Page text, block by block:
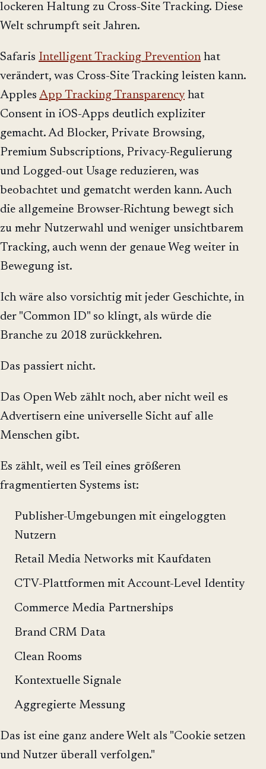
lockeren Haltung zu Cross-Site Tracking. Diese
Welt schrumpft seit Jahren.
Safaris Intelligent Tracking Preventionhat
verändert, was Cross-Site Tracking leisten kann.
Apples App Tracking Transparency hat
Consent in iOS-Apps deutlich expliziter
gemacht. Ad Blocker, Private Browsing,
Premium Subscriptions, Privacy-Regulierung
und Logged-out Usage reduzieren, was
beobachtet und gematcht werden kann. Auch
die allgemeine Browser-Richtung bewegt sich
zu mehr Nutzerwahl und weniger unsichtbarem
Tracking, auch wenn der genaue Weg weiter in
Bewegung ist.
Ich wäre also vorsichtig mit jeder Geschichte, in
der "Common ID" so klingt, als würde die
Branche zu 2018 zurückkehren.
Das passiert nicht.
Das Open Web zählt noch, aber nicht weil es
Advertisern eine universelle Sicht auf alle
Menschen gibt.
Es zählt, weil es Teil eines größeren
fragmentierten Systems ist:
Publisher-Umgebungen mit eingeloggten
Nutzern
Retail Media Networks mit Kaufdaten
CTV-Plattformen mit Account-Level Identity
Commerce Media Partnerships
Brand CRM Data
Clean Rooms
Kontextuelle Signale
Aggregierte Messung
Das ist eine ganz andere Welt als "Cookie setzen
und Nutzer überall verfolgen."